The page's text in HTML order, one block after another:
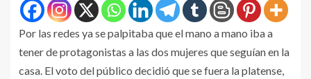
Por las redes ya se palpitaba que el mano a mano iba a
tener de protagonistas a las dos mujeres que seguían en la
casa. El voto del público decidió que se fuera la platense,